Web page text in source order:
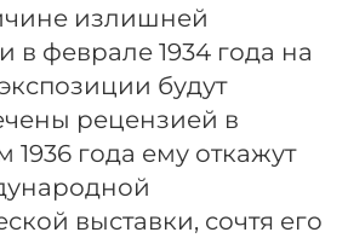
излишней
в феврале 1934 года на
будут
рецензией в
1936 года ему откажут
выставки, сочтя его